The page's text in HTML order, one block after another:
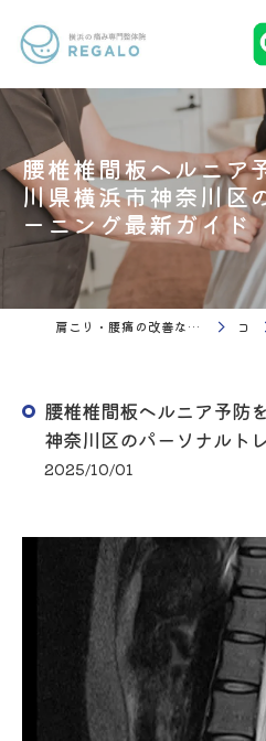
腰椎椎間板ヘルニア
川県横浜市神奈川区
ーニング最新ガイド
肩こり・腰痛の改善なら理学療法 整体院Regalo（横浜市神奈川区白楽駅） コラム
腰椎椎間板ヘルニア予防
神奈川区のパーソナルト
2025/10/01